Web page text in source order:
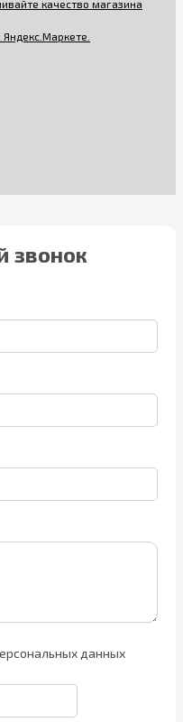
звонок
данных